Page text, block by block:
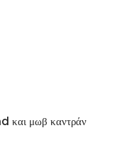
και μωβ καντράν